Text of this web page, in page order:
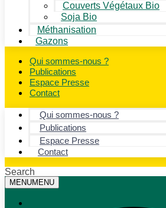
Couverts Végétaux Bio
Soja Bio
Méthanisation
Gazons
Qui sommes-nous ?
Publications
Espace Presse
Contact
Qui sommes-nous ?
Publications
Espace Presse
Contact
Search
MENUMENU